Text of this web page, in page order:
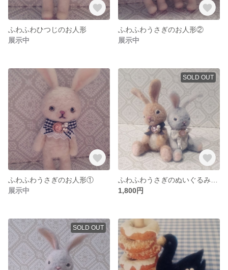
ふわふわひつじのお人形
展示中
ふわふわうさぎのお人形②
展示中
ふわふわうさぎのお人形①
展示中
SOLD OUT
1,800円
SOLD OUT